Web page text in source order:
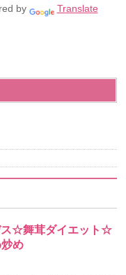
by Translate
ス☆舞茸ダイエット☆
め